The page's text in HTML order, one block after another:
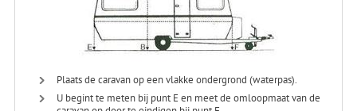
Plaats de caravan op een vlakke ondergrond (waterpas).
U begint te meten bij punt E en meet de omloopmaat van de